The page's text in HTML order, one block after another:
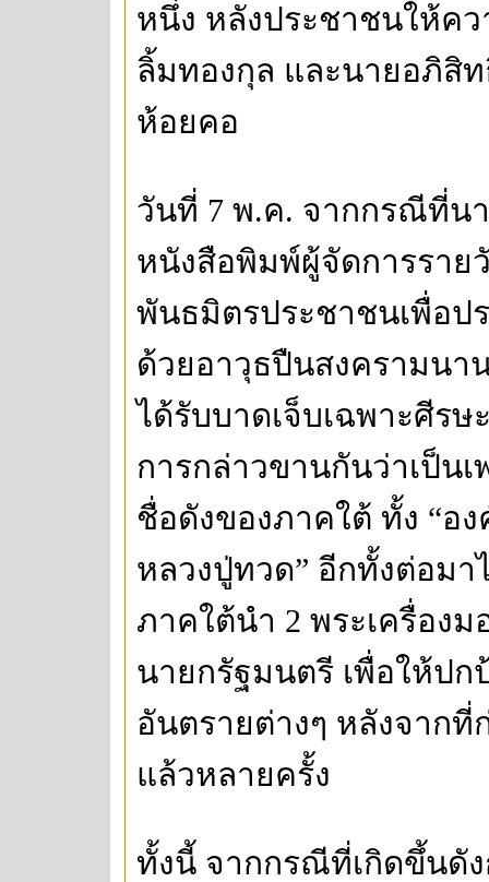
หนึ่ง หลังประชาชนให้ค
ลิ้มทองกุล และนายอภิสิ
ห้อยคอ
วันที่ 7 พ.ค. จากกรณีที่น
หนังสือพิมพ์ผู้จัดการราย
พันธมิตรประชาชนเพื่อป
ด้วยอาวุธปืนสงครามน
ได้รับบาดเจ็บเฉพาะศีร
การกล่าวขานกันว่าเป็น
ชื่อดังของภาคใต้ ทั้ง “อ
หลวงปู่ทวด” อีกทั้งต่อม
ภาคใต้นำ 2 พระเครื่อง
นายกรัฐมนตรี เพื่อให้ป
อันตรายต่างๆ หลังจาก
แล้วหลายครั้ง
ทั้งนี้ จากกรณีที่เกิดขึ้นดั